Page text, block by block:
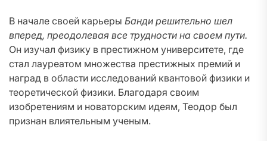
В начале своей карьеры Банди решительно шел
вперед, преодолевая все трудности на своем пути.
Он изучал физику в престижном университете, где
стал лауреатом множества престижных премий и
наград в области исследований квантовой физики и
теоретической физики. Благодаря своим
изобретениям и новаторским идеям, Теодор был
признан влиятельным ученым.